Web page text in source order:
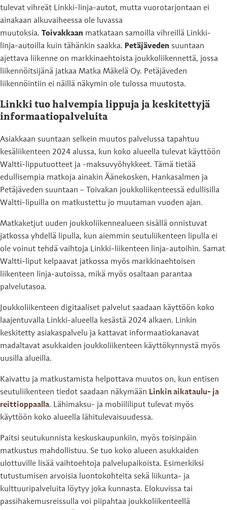
tulevat vihreät Linkki-linja-autot, mutta vuorotarjontaan ei
ainakaan alkuvaiheessa ole luvassa
muutoksia. Toivakkaan matkataan samoilla vihreillä Linkki-
linja-autoilla kuin tähänkin saakka. Petäjäveden suuntaan
ajettava liikenne on markkinaehtoista joukkoliikennettä, jossa
liikennöitsijänä jatkaa Matka Mäkelä Oy. Petäjäveden
liikennöintiin ei näillä näkymin ole tulossa muutosta.
Linkki tuo halvempia lippuja ja keskitettyjä
informaatiopalveluita
Asiakkaan suuntaan selkein muutos palvelussa tapahtuu
kesäliikenteen 2024 alussa, kun koko alueella tulevat käyttöön
Waltti-lipputuotteet ja -maksuvyöhykkeet. Tämä tietää
edullisempia matkoja ainakin Äänekosken, Hankasalmen ja
Petäjäveden suuntaan – Toivakan joukkoliikenteessä edullisilla
Waltti-lipuilla on matkustettu jo muutaman vuoden ajan.
Matkaketjut uuden joukkoliikennealueen sisällä onnistuvat
jatkossa yhdellä lipulla, kun aiemmin seutuliikenteen lipulla ei
ole voinut tehdä vaihtoja Linkki-liikenteen linja-autoihin. Samat
Waltti-liput kelpaavat jatkossa myös markkinaehtoisen
liikenteen linja-autoissa, mikä myös osaltaan parantaa
palvelutasoa.
Joukkoliikenteen digitaaliset palvelut saadaan käyttöön koko
laajentuvalla Linkki-alueella kesästä 2024 alkaen. Linkin
keskitetty asiakaspalvelu ja kattavat informaatiokanavat
madaltavat asukkaiden joukkoliikenteen käyttökynnystä myös
uusilla alueilla.
Kaivattu ja matkustamista helpottava muutos on, kun entisen
seutuliikenteen tiedot saadaan näkymään Linkin aikataulu- ja
reittioppaalla. Lähimaksu- ja mobiililiput tulevat myös
käyttöön koko alueella lähitulevaisuudessa.
Paitsi seutukunnista keskuskaupunkiin, myös toisinpäin
matkustus mahdollistuu. Se tuo koko alueen asukkaiden
ulottuville lisää vaihtoehtoja palvelupaikoista. Esimerkiksi
tutustumisen arvoisia luontokohteita sekä liikunta- ja
kulttuuripalveluita löytyy joka kunnasta. Elokuvissa tai
passihakemusreissulla voi piipahtaa joukkoliikenteellä